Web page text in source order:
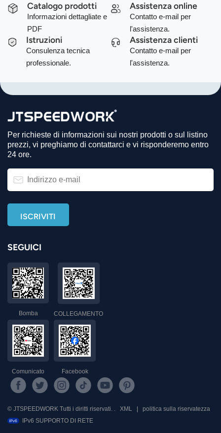
Catalogo prodotti
Informazioni dettagliate e
PDF
Assistenza online
Contatto e-mail per
l'assistenza.
Istruzioni
Consulenza tecnica
professionale.
Assistenza clienti
Contatto e-mail per
l'assistenza.
Per richieste di informazioni sui nostri prodotti o sul listino
prezzi, vi preghiamo di contattarci e vi risponderemo entro
24 ore.
SEGUICI
Bomba COLLEGAMENTO
Comunicato Facebook
© JTSPEEDWORK Tutti i diritti riservati. . XML |
politica sulla riservatezza
IPv6 SUPPORTO DI RETE